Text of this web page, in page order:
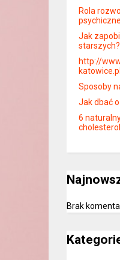
Rola
Jak
starszych?
http://
Sposoby
Jak dbać
6
Brak